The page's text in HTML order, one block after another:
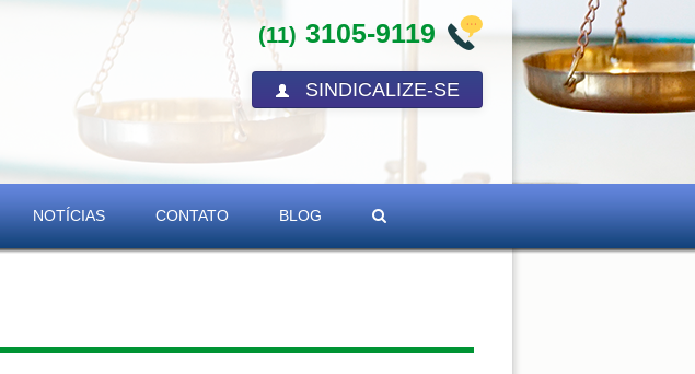
(11) 3105-9119
SINDICALIZE-SE
NOTÍCIAS CONTATO BLOG